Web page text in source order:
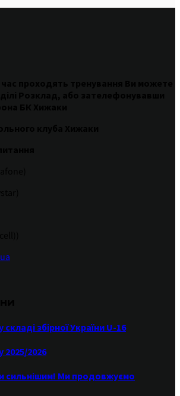
збірної України U-16
2025/2026
сильнішим! Ми продовжуємо